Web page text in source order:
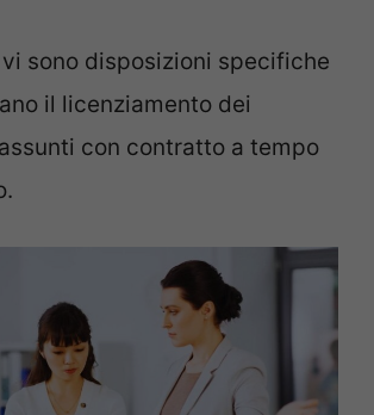
sono disposizioni specifiche
il licenziamento dei
con contratto a tempo